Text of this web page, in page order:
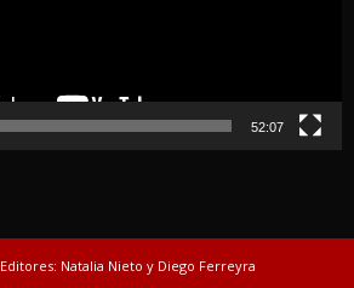
52:07
Natalia Nieto y Diego Ferreyra